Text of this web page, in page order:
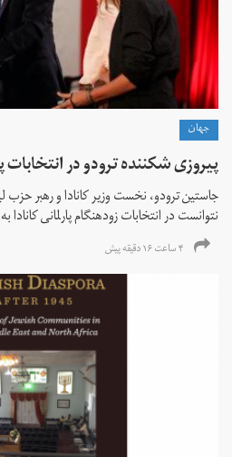
جهان
پیروزی شکننده ترودو در انتخابات
جاستین ترودو، نخست وزیر کانادا و رهبر حزب
نتوانست در انتخابات زود‌هنگام پارلمانی
۴ ساعت ۱۶ دقیقه پیش